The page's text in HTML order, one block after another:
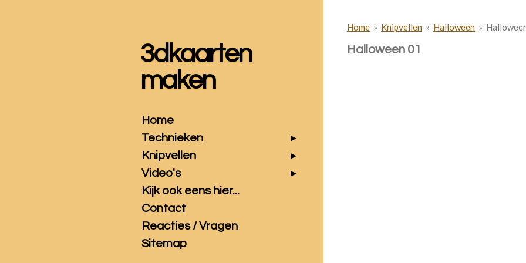
Home » Knipvellen » Halloween »
Halloween 01
3dkaarten
maken
Home
Technieken
Knipvellen
Video's
Kijk ook eens hier...
Contact
Reacties / Vragen
Sitemap